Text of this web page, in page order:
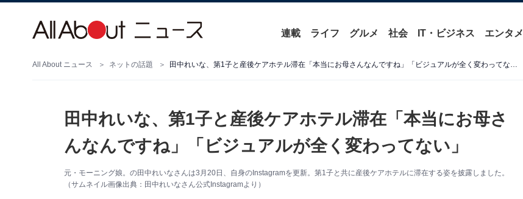
連載 ライフ グルメ 社会 IT・ビジネス エンタメ
All About ニュース ネットの話題 田中れいな、第1子と産後ケアホテル滞在「本当にお母さんなんですね」「ビジュアルが全く変わってない」
田中れいな、第1子と産後ケアホテル滞在「本当にお母さ
んなんですね」「ビジュアルが全く変わってない」
元・モーニング娘。の田中れいなさんは3月20日、自身のInstagramを更新。第1子と共に産後ケアホテルに滞在する姿を披露しました。
（サムネイル画像出典：田中れいなさん公式Instagramより）